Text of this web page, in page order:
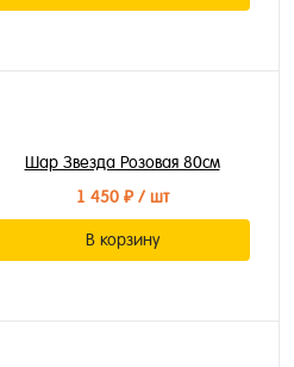
Шар Звезда Розовая 80см
1 450 ₽/ шт
В корзину